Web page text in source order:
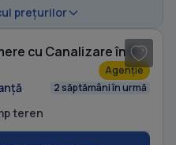
prețurilor
Casă individuală cu 4 camere cu Canalizare în Bucium
Agenție
2 săptămâni în urmă
teren